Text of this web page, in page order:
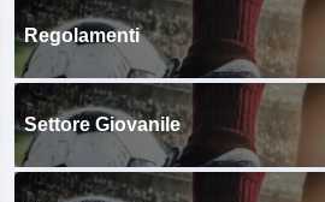
Regolamenti
Settore Giovanile